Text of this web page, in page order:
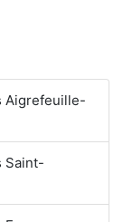
Aigrefeuille-
Saint-